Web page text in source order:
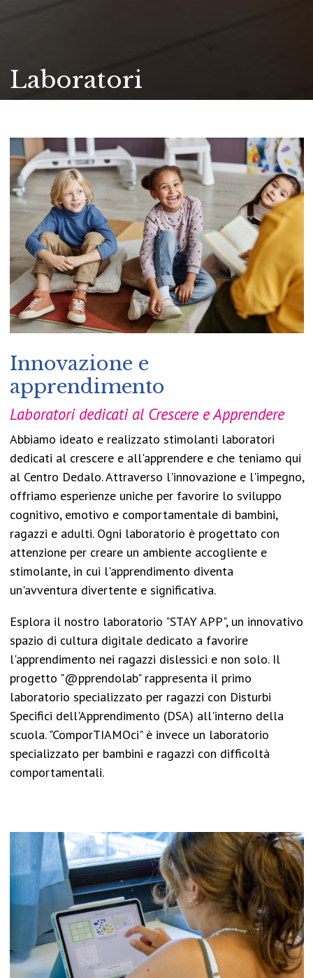
Laboratori
Innovazione e
apprendimento
Laboratori dedicati al Crescere e Apprendere
Abbiamo ideato e realizzato stimolanti laboratori
dedicati al crescere e all'apprendere e che teniamo qui
al Centro Dedalo. Attraverso l'innovazione e l'impegno,
offriamo esperienze uniche per favorire lo sviluppo
cognitivo, emotivo e comportamentale di bambini,
ragazzi e adulti. Ogni laboratorio è progettato con
attenzione per creare un ambiente accogliente e
stimolante, in cui l'apprendimento diventa
un'avventura divertente e significativa.
Esplora il nostro laboratorio "STAY APP", un innovativo
spazio di cultura digitale dedicato a favorire
l'apprendimento nei ragazzi dislessici e non solo. Il
progetto "@pprendolab" rappresenta il primo
laboratorio specializzato per ragazzi con Disturbi
Specifici dell'Apprendimento (DSA) all'interno della
scuola. "ComporTIAMOci" è invece un laboratorio
specializzato per bambini e ragazzi con difficoltà
comportamentali.